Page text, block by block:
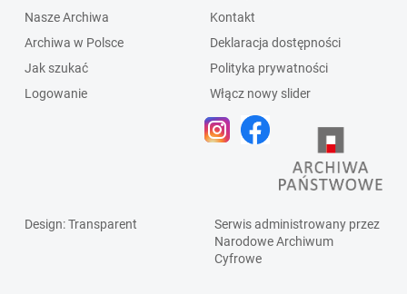
Nasze Archiwa
Archiwa w Polsce
Jak szukać
Logowanie
Kontakt
Deklaracja dostępności
Polityka prywatności
Włącz nowy slider
Design: Transparent
Serwis administrowany przez
Narodowe Archiwum
Cyfrowe